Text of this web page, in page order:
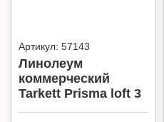
Артикул: 57143
Линолеум
коммерческий
Tarkett Prisma loft 3